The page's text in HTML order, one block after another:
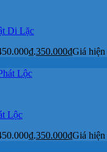
Di Lặc
350.000₫Giá hiện
Lộc
350.000₫Giá hiện